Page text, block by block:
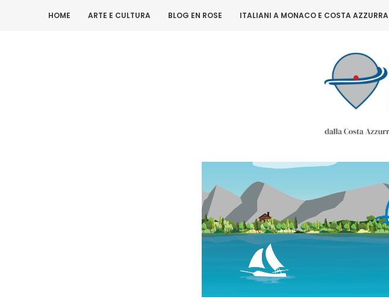
HOME ARTE E CULTURA BLOG EN ROSE ITALIANI A MONACO E COSTA AZZURRA